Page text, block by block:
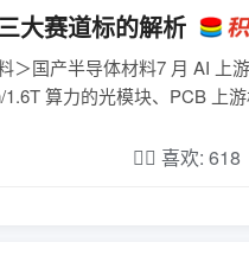
大赛道标的解析
国产半导体材料7 月 AI 上
算力的光模块、PCB 上
❤️‍🔥 喜欢: 618